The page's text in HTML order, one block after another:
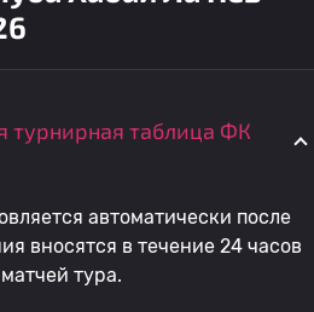
турнирная таблица ФК
автоматически после
вносятся в течение 24 часов
тура.